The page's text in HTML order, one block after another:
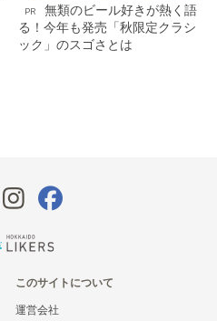
PR
無類のビール好きが熱く語
る！今年も発売「秋限定クラシ
ック」のスゴさとは
このサイトについて
運営会社